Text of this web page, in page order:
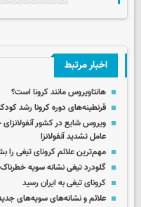
اخبار مرتبط
هانتاویروس مانند کرونا است؟
قرنطینه‌های دوره کرونا رشد
عامل تشدید آنفولانزا
مهم‌ترین علائم کرونای تیغی را
گلودرد تیغی نشانه سویه
کرونای تیغی به ایران رسید
علائم و نشانه‌های سویه‌های